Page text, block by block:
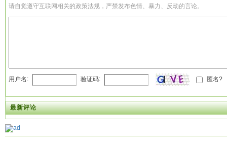
请自觉遵守互联网相关的政策法规，严禁发布色情、暴力、反动的言论。
用户名: 验证码: 匿名?
最新评论